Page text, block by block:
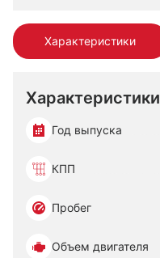
Характеристики
Характеристики
Год выпуска
КПП
Пробег
Объем двигателя